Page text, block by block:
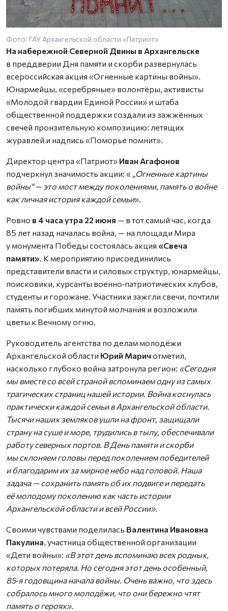
Фото: ГАУ Архангельской области «Патриот»
На набережной Северной Двины в Архангельске
в преддверии Дня памяти и скорби развернулась
всероссийская акция «Огненные картины войны».
Юнармейцы, «серебряные» волонтёры, активисты
«Молодой гвардии Единой России» и штаба
общественной поддержки создали из зажжённых
свечей пронзительную композицию: летящих
журавлей и надпись «Поморье помнит».
Директор центра «Патриот» Иван Агафонов
подчеркнул значимость акции: « „Огненные картины
войны“ — это мост между поколениями, память о войне
как личная история каждой семьи».
Ровно в 4 часа утра 22 июня — в тот самый час, когда
85 лет назад началась война, — на площади Мира
у монумента Победы состоялась акция «Свеча
памяти» . К мероприятию присоединились
представители власти и силовых структур, юнармейцы,
поисковики, курсанты военно‑патриотических клубов,
студенты и горожане. Участники зажгли свечи, почтили
память погибших минутой молчания и возложили
цветы к Вечному огню.
Руководитель агентства по делам молодёжи
Архангельской области Юрий Марич отметил,
насколько глубоко война затронула регион: «Сегодня
мы вместе со всей страной вспоминаем одну из самых
трагических страниц нашей истории. Война коснулась
практически каждой семьи в Архангельской области.
Тысячи наших земляков ушли на фронт, защищали
страну на суше и море, трудились в тылу, обеспечивали
работу северных портов. В День памяти и скорби
мы склоняем головы перед поколением победителей
и благодарим их за мирное небо над головой. Наша
задача — сохранить память об их подвиге и передать
её молодому поколению как часть истории
Архангельской области и всей России».
Своими чувствами поделилась Валентина Ивановна
Пакулина, участница общественной организации
«Дети войны»: «В этот день вспоминаю всех родных,
которых потеряла. Но сегодня этот день особенный,
85‑я годовщина начала войны. Очень важно, что здесь
собралось много молодёжи, что они бережно чтят
память о героях».